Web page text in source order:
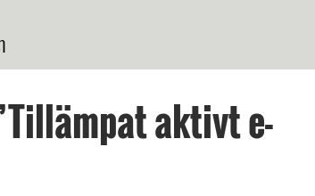
aktivt e-